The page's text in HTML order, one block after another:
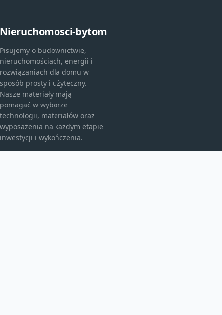
Nieruchomosci-bytom
Pisujemy o budownictwie,
nieruchomościach, energii i
rozwiązaniach dla domu w
sposób prosty i użyteczny.
Nasze materiały mają
pomagać w wyborze
technologii, materiałów oraz
wyposażenia na każdym etapie
inwestycji i wykończenia.